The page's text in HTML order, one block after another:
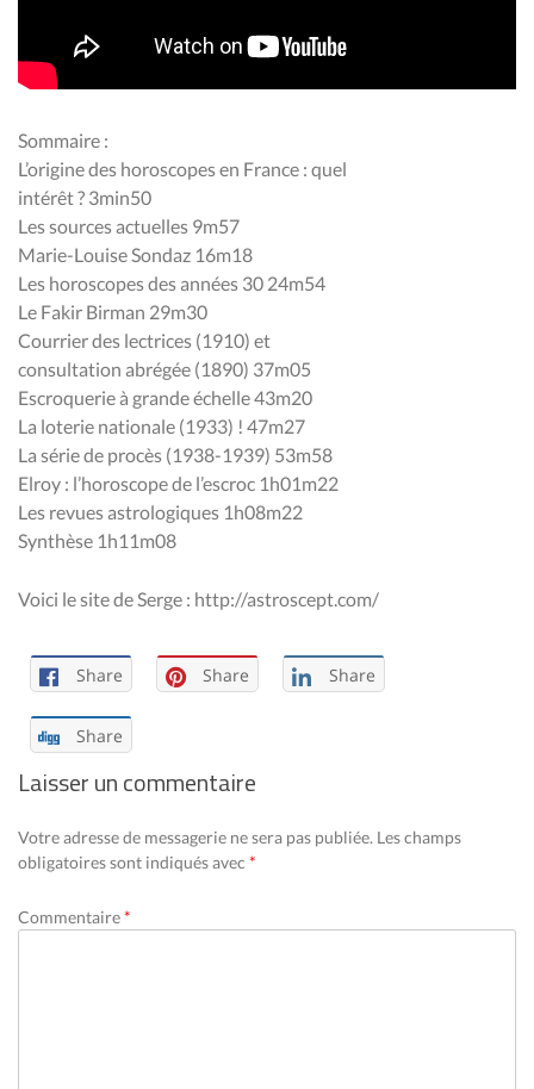
Sommaire :
L’origine des horoscopes en France : quel
intérêt ? 3min50
Les sources actuelles 9m57
Marie-Louise Sondaz 16m18
Les horoscopes des années 30 24m54
Le Fakir Birman 29m30
Courrier des lectrices (1910) et
consultation abrégée (1890) 37m05
Escroquerie à grande échelle 43m20
La loterie nationale (1933) ! 47m27
La série de procès (1938-1939) 53m58
Elroy : l’horoscope de l’escroc 1h01m22
Les revues astrologiques 1h08m22
Synthèse 1h11m08
Voici le site de Serge : http://astroscept.com/
Share Share Share
Share
Laisser un commentaire
Votre adresse de messagerie ne sera pas publiée. Les champs
obligatoires sont indiqués avec *
Commentaire*